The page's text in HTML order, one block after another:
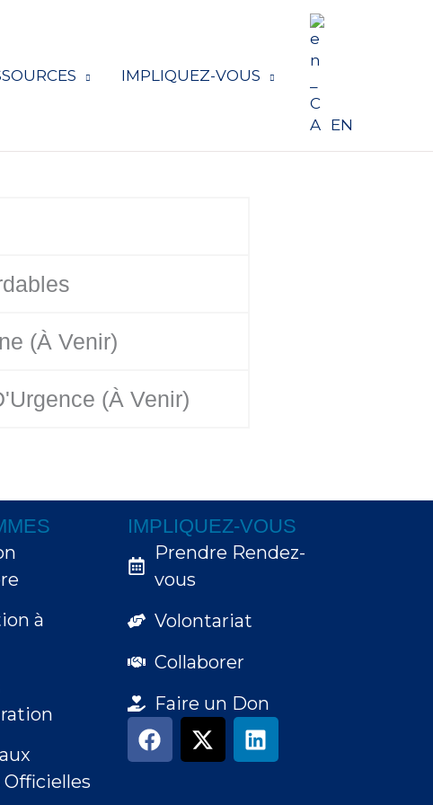
IMPLIQUEZ-VOUS
EN
(à Venir)
(à Venir)
à
Officielles
IMPLIQUEZ-VOUS
Prendre Rendez-
vous
Volontariat
Collaborer
Faire un Don
F
a
X
-
L
i